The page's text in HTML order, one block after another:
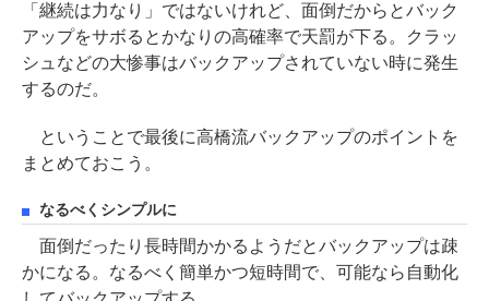
「継続は力なり」ではないけれど、面倒だからとバック
アップをサボるとかなりの高確率で天罰が下る。クラッ
シュなどの大惨事はバックアップされていない時に発生
するのだ。
ということで最後に高橋流バックアップのポイントを
まとめておこう。
なるべくシンプルに
面倒だったり長時間かかるようだとバックアップは疎
かになる。なるべく簡単かつ短時間で、可能なら自動化